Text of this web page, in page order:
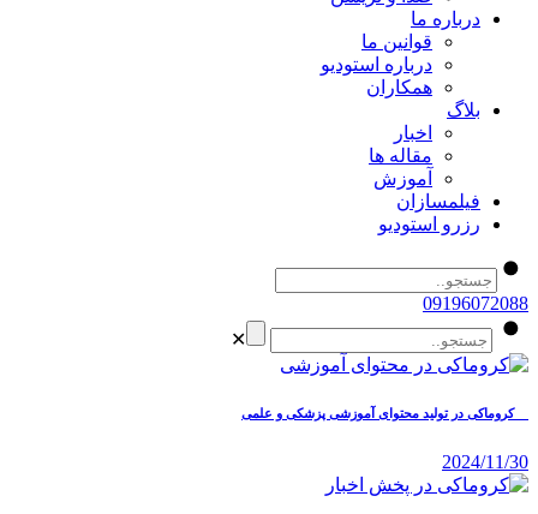
درباره ما
قوانین ما
درباره استودیو
همکاران
بلاگ
اخبار
مقاله ها
آموزش
فیلمسازان
رزرو استودیو
09196072088
✕
کروماکی در تولید محتوای آموزشی پزشکی و علمی
2024/11/30